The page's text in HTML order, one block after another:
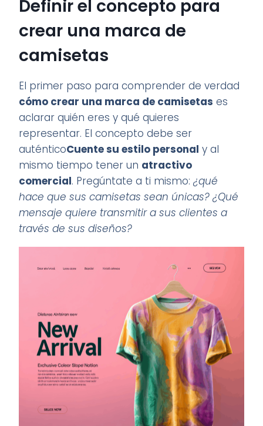
Definir el concepto para
crear una marca de
camisetas
El primer paso para comprender de verdad
cómo crear una marca de camisetas es
aclarar quién eres y qué quieres
representar. El concepto debe ser
auténticoCuente su estilo personal y al
mismo tiempo tener un atractivo
comercial. Pregúntate a ti mismo:¿qué
hace que sus camisetas sean únicas? ¿Qué
mensaje quiere transmitir a sus clientes a
través de sus diseños?